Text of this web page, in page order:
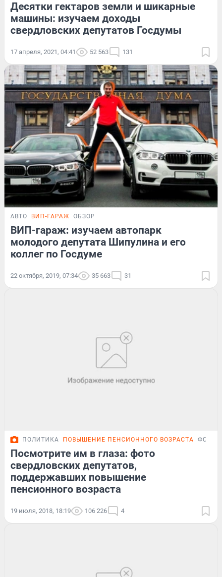
Десятки гектаров земли и шикарные
машины: изучаем доходы
свердловских депутатов Госдумы
17 апреля, 2021, 04:41 52 563 131
АВТО ВИП-ГАРАЖ ОБЗОР
ВИП-гараж: изучаем автопарк
молодого депутата Шипулина и его
коллег по Госдуме
22 октября, 2019, 07:34 35 663 31
ПОЛИТИКА ПОВЫШЕНИЕ ПЕНСИОННОГО ВОЗРАСТА
Посмотрите им в глаза: фото
свердловских депутатов,
поддержавших повышение
пенсионного возраста
19 июля, 2018, 18:19 106 226 4